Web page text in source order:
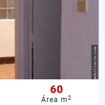
60
Área m2